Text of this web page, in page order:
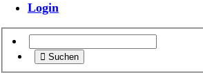
Login
Suchen